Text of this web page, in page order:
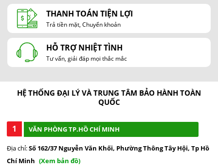
THANH TOÁN TIỆN LỢI
Trả tiền mặt, Chuyển khoản
HỖ TRỢ NHIỆT TÌNH
Tư vấn, giải đáp mọi thắc mắc
HỆ THỐNG ĐẠI LÝ VÀ TRUNG TÂM BẢO HÀNH TOÀN
QUỐC
1 VĂN PHÒNG TP.HỒ CHÍ MINH
Địa chỉ:Số 162/37 Nguyễn Văn Khối, Phường Thông Tây Hội, Tp Hồ
Chí Minh (Xem bản đồ)